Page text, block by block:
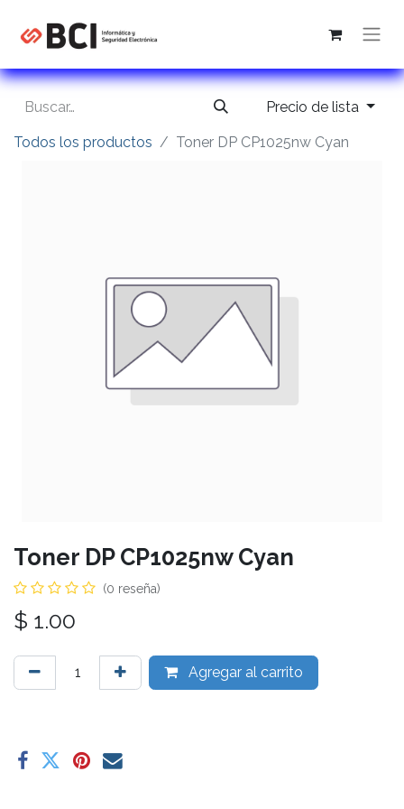
Precio de lista
Todos los productos Toner DP CP1025nw Cyan
Toner DP CP1025nw Cyan
(0 reseña)
$ 1.00
Agregar al carrito